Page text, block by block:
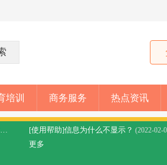
培训 商务服务 热点资讯
[网站公告]拼车顺风车平台免责声明，本站仅提供信息分享 (2023-05-28)
[使用帮助]信息为什么不显示？ (2022-02-
更多